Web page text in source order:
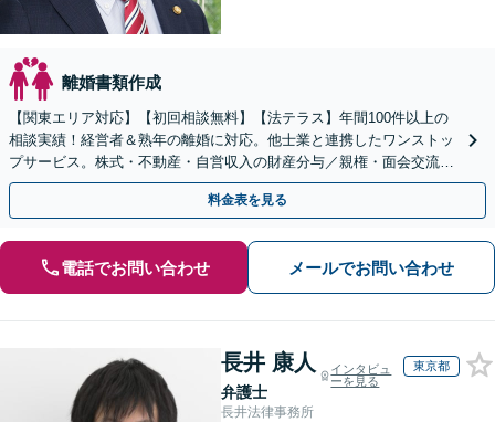
離婚書類作成
【関東エリア対応】【初回相談無料】【法テラス】年間100件以上の
相談実績！経営者＆熟年の離婚に対応。他士業と連携したワンストッ
プサービス。株式・不動産・自営収入の財産分与／親権・面会交流・
養育費／不貞慰謝料などの解決へ尽力【子連れ相談】
料金表を見る
電話でお問い合わせ メールでお問い合わせ
長井 康人
弁護士
インタビュ
ーを見る
東京都
長井法律事務所